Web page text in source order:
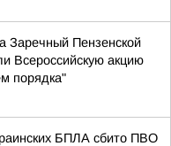
Заречный Пензенской
Всероссийскую акцию
порядка"
БПЛА сбито ПВО